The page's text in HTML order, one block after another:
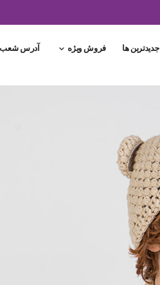
جدیدترین ها فروش ویژه آدرس شعب